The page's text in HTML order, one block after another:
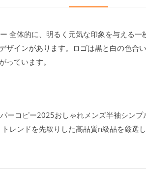
全体的に、明るく元気な印象を与える
ザインがあります。ロゴは黒と白の色合
ています。
ーコピー2025おしゃれメンズ半袖シン
レンドを先取りした高品質n級品を厳選